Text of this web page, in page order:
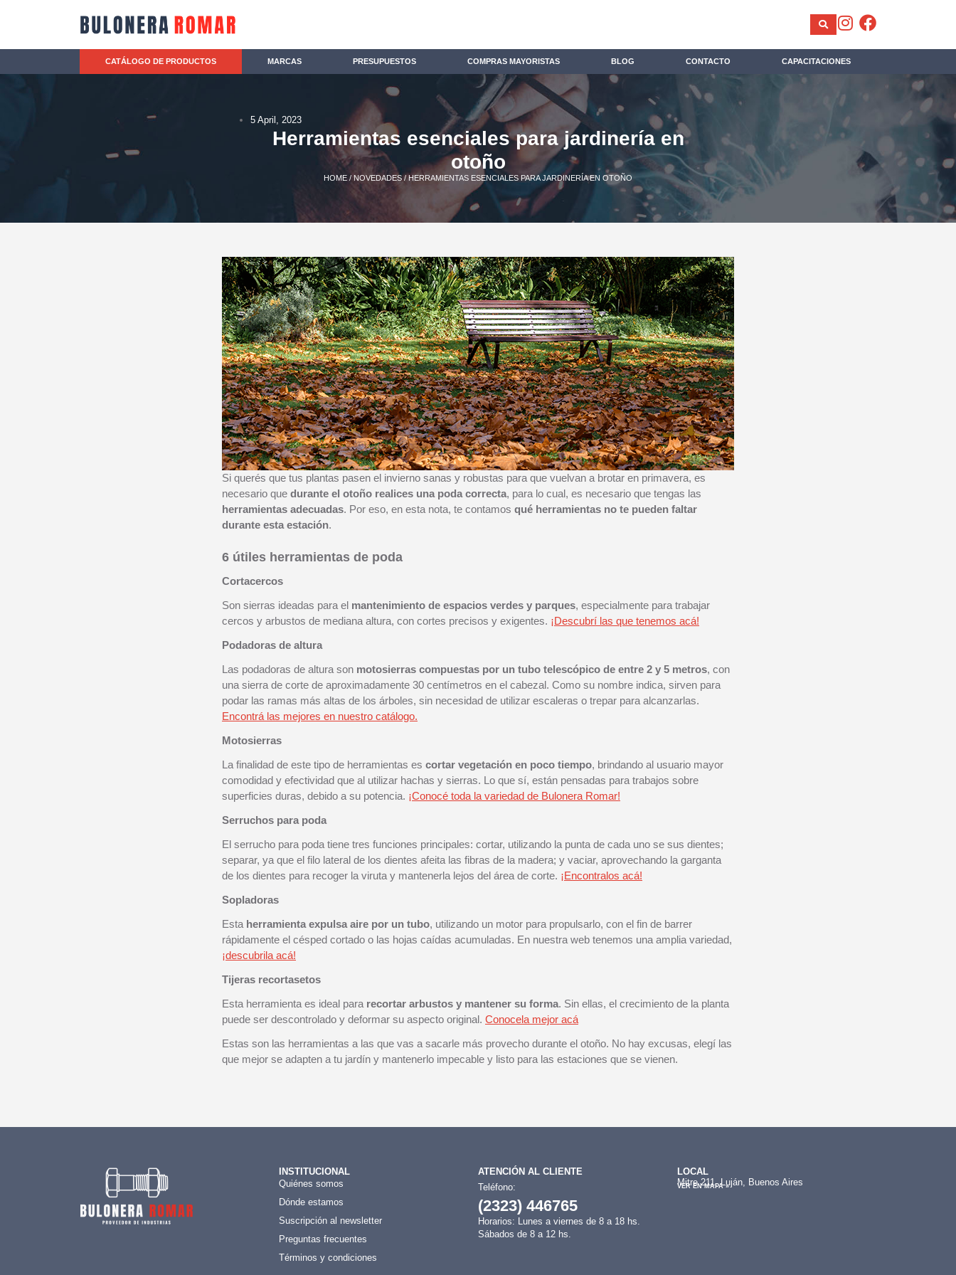
CATÁLOGO DE PRODUCTOS MARCAS PRESUPUESTOS COMPRAS MAYORISTAS BLOG CONTACTO CAPACITACIONES
5 April, 2023
Herramientas esenciales para jardinería en
otoño
HOME/ NOVEDADES/ HERRAMIENTAS ESENCIALES PARA JARDINERÍA EN OTOÑO
Si querés que tus plantas pasen el invierno sanas y robustas para que vuelvan a brotar en primavera, es
necesario que durante el otoño realices una poda correcta, para lo cual, es necesario que tengas las
herramientas adecuadas. Por eso, en esta nota, te contamos qué herramientas no te pueden faltar
durante esta estación.
6 útiles herramientas de poda
Cortacercos
Son sierras ideadas para el mantenimiento de espacios verdes y parques, especialmente para trabajar
cercos y arbustos de mediana altura, con cortes precisos y exigentes. ¡Descubrí las que tenemos acá!
Podadoras de altura
Las podadoras de altura son motosierras compuestas por un tubo telescópico de entre 2 y 5 metros, con
una sierra de corte de aproximadamente 30 centímetros en el cabezal. Como su nombre indica, sirven para
podar las ramas más altas de los árboles, sin necesidad de utilizar escaleras o trepar para alcanzarlas.
Encontrá las mejores en nuestro catálogo.
Motosierras
La finalidad de este tipo de herramientas es cortar vegetación en poco tiempo, brindando al usuario mayor
comodidad y efectividad que al utilizar hachas y sierras. Lo que sí, están pensadas para trabajos sobre
superficies duras, debido a su potencia. ¡Conocé toda la variedad de Bulonera Romar!
Serruchos para poda
El serrucho para poda tiene tres funciones principales: cortar, utilizando la punta de cada uno se sus dientes;
separar, ya que el filo lateral de los dientes afeita las fibras de la madera; y vaciar, aprovechando la garganta
de los dientes para recoger la viruta y mantenerla lejos del área de corte. ¡Encontralos acá!
Sopladoras
Esta herramienta expulsa aire por un tubo, utilizando un motor para propulsarlo, con el fin de barrer
rápidamente el césped cortado o las hojas caídas acumuladas. En nuestra web tenemos una amplia variedad,
¡descubrila acá!
Tijeras recortasetos
Esta herramienta es ideal para recortar arbustos y mantener su forma. Sin ellas, el crecimiento de la planta
puede ser descontrolado y deformar su aspecto original. Conocela mejor acá
Estas son las herramientas a las que vas a sacarle más provecho durante el otoño. No hay excusas, elegí las
que mejor se adapten a tu jardín y mantenerlo impecable y listo para las estaciones que se vienen.
INSTITUCIONAL
Quiénes somos
Dónde estamos
Suscripción al newsletter
Preguntas frecuentes
Términos y condiciones
ATENCIÓN AL CLIENTE
Teléfono:
(2323) 446765
Horarios: Lunes a viernes de 8 a 18 hs.
Sábados de 8 a 12 hs.
LOCAL
Mitre 211, Luján, Buenos Aires
VER EN MAPA »